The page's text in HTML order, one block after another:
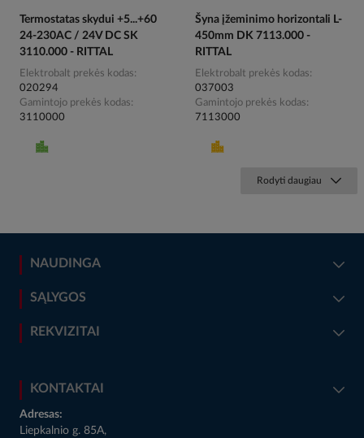
Termostatas skydui +5...+60
24-230AC / 24V DC SK
3110.000 - RITTAL
Elektrobalt prekės kodas
020294
Gamintojo prekės kodas
3110000
Šyna įžeminimo horizontali L-
450mm DK 7113.000 -
RITTAL
Elektrobalt prekės kodas
037003
Gamintojo prekės kodas
7113000
Rodyti daugiau
NAUDINGA
SĄLYGOS
REKVIZITAI
KONTAKTAI
Adresas:
Liepkalnio g. 85A,